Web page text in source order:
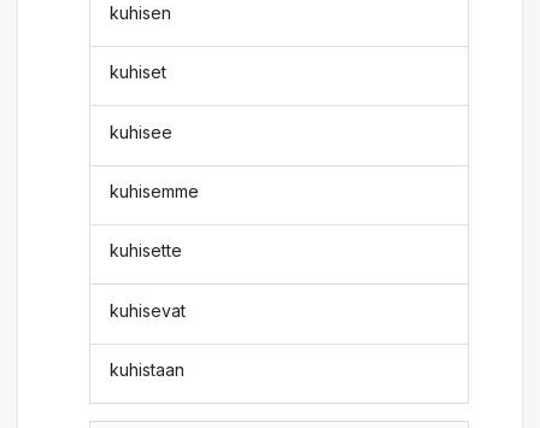
kuhisen
kuhiset
kuhisee
kuhisemme
kuhisette
kuhisevat
kuhistaan